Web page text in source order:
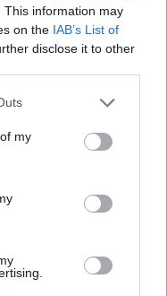
This information may
on the IAB’s List of
disclose it to other
my